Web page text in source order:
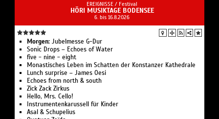
EREIGNISSE / Festival
HÖRI MUSIKTAGE BODENSEE
6. bis 16.8.2026
Morgen: Jubelmesse G-Dur
Sonic Drops – Echoes of Water
five - nine - eight‍
Monastisches Leben im Schatten der Konstanzer Kathedrale‍
Lunch surprise – James Oesi
Echoes from north & south
Zick Zack Zirkus
Hello, Mrs. Cello!
Instrumentenkarussell für Kinder
Asal & Schupelius